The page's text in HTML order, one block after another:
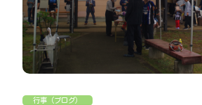
行事（ブログ）